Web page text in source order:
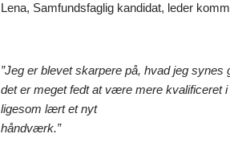
Lena, Samfundsfaglig kandidat, leder
”Jeg er blevet skarpere på, hvad jeg
det er meget fedt at være mere kvalificeret
ligesom lært et nyt
håndværk.”